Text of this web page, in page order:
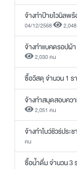
จ้างทำป้ายไวนิลพ
04/12/2568
จ้างทำแบคดรอปผ้
2,030 คน
ซื้อวัสดุ จำนวน 1 ร
จ้างทำสมุดสอบคว
2,051 คน
จ้างทำโบว์ชัวร์ปร
คน
ซื้อน้ำดื่ม จำนวน 3